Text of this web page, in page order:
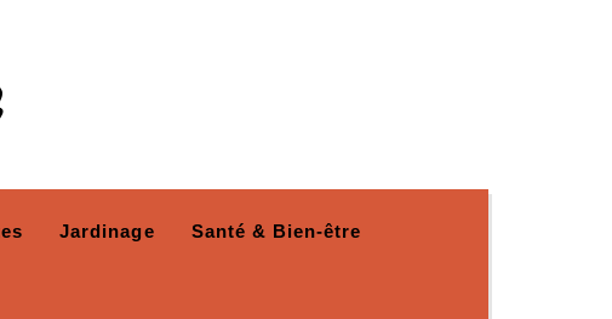
Jardinage Santé & Bien-être